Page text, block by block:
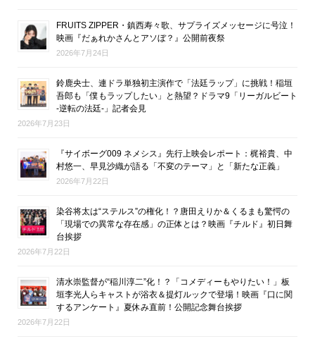
FRUITS ZIPPER・鎮西寿々歌、サプライズメッセージに号泣！
映画『だぁれかさんとアソぼ？』公開前夜祭
2026年7月24日
鈴鹿央士、連ドラ単独初主演作で「法廷ラップ」に挑戦！稲垣
吾郎も「僕もラップしたい」と熱望？ドラマ9「リーガルビート
-逆転の法廷-」記者会見
2026年7月23日
『サイボーグ009 ネメシス』先行上映会レポート：梶裕貴、中
村悠一、早見沙織が語る「不変のテーマ」と「新たな正義」
2026年7月22日
染谷将太は“ステルス”の権化！？唐田えりか＆くるまも驚愕の
「現場での異常な存在感」の正体とは？映画『チルド』初日舞
台挨拶
2026年7月22日
清水崇監督が“稲川淳二”化！？「コメディーもやりたい！」板
垣李光人らキャストが浴衣＆提灯ルックで登場！映画『口に関
するアンケート』夏休み直前！公開記念舞台挨拶
2026年7月22日